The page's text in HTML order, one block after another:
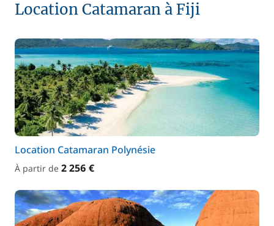
Location Catamaran à Fiji
Location Catamaran Polynésie
À partir de 2 256 €